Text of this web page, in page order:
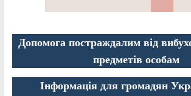
Допомога постраждалим від
предметів особам
Інформація для громадян